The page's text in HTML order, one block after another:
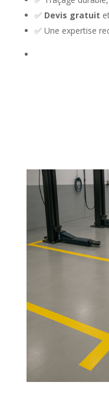
✅ Devis gratuit
✅ Une expertise